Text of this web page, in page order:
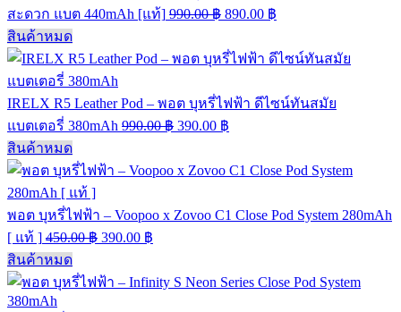
สะดวก แบต 440mAh [แท้] 990.00฿ 890.00 ฿
สินค้าหมด
IRELX R5 Leather Pod – พอต บุหรี่ไฟฟ้า ดีไซน์ทันสมัย
แบตเตอรี่ 380mAh 990.00฿ 390.00 ฿
สินค้าหมด
พอต บุหรี่ไฟฟ้า – Voopoo x Zovoo C1 Close Pod System 280mAh
[ แท้ ] 450.00฿ 390.00 ฿
สินค้าหมด